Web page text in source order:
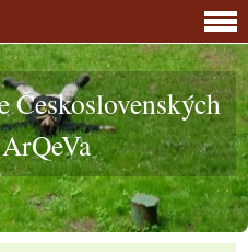
Československých